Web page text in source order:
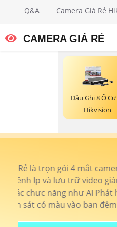
Q&A Camera Giá Rẻ
CAMERA GIÁ RẺ
Đầu Ghi 8 Ổ
Hikvision
Dahua